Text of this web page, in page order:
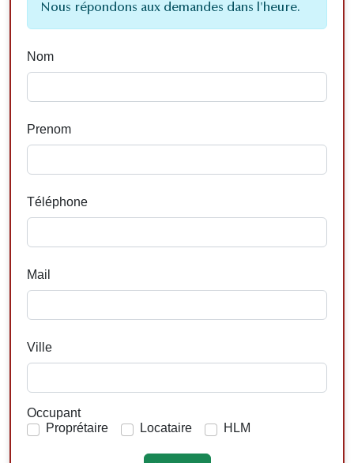
Nous répondons aux demandes dans l'heure.
Nom
Prenom
Téléphone
Mail
Ville
Occupant
Proprétaire
Locataire HLM